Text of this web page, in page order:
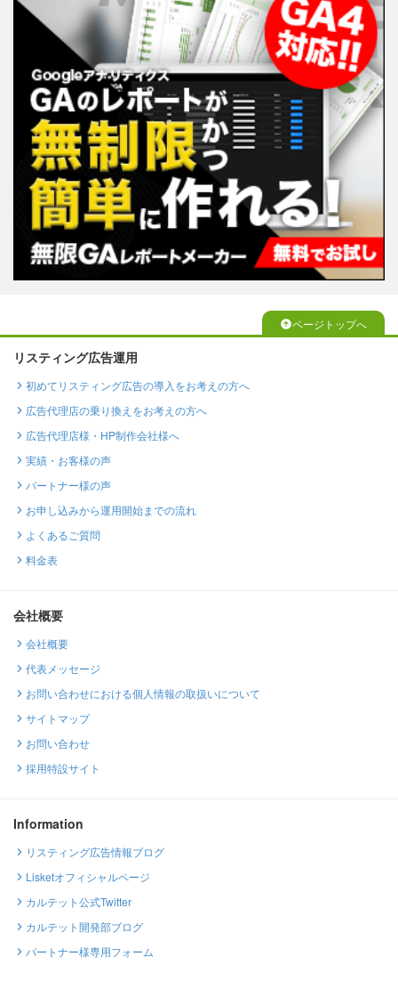
ページトップへ
リスティング広告運用
初めてリスティング広告の導入をお考えの方へ
広告代理店の乗り換えをお考えの方へ
広告代理店様・HP制作会社様へ
実績・お客様の声
パートナー様の声
お申し込みから運用開始までの流れ
よくあるご質問
料金表
会社概要
会社概要
代表メッセージ
お問い合わせにおける個人情報の取扱いについて
サイトマップ
お問い合わせ
採用特設サイト
Information
リスティング広告情報ブログ
Lisketオフィシャルページ
カルテット公式Twitter
カルテット開発部ブログ
パートナー様専用フォーム